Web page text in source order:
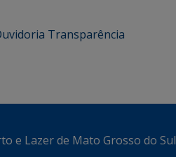
Transparência
e Lazer de Mato Grosso do Sul